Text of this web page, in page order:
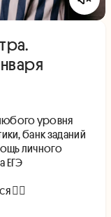
уровня
банк заданий
личного
ЕГЭ
👇🏻